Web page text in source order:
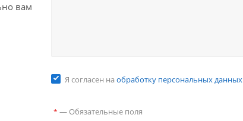
вам
Я согласен на обработку персональных данных
* — Обязательные поля